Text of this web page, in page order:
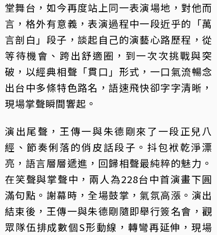
堂舞台，如今再度站上同一表演場地，對他而
言，格外有意義，表演過程中一段近乎的「萬
言剖白」段子，談起自己的演藝心路歷程，從
等待機會、跨出舒適圈，到一次次挑戰與突
破，以經典相聲「貫口」形式，一口氣流暢念
出台中多條特色路名，語速飛快卻字字清晰，
現場掌聲瞬間響起。
演出尾聲，王傳一與朱德剛來了一段正兒八
經、節奏俐落的俏皮話段子。抖包袱乾淨漂
亮，語言層層遞進，回歸相聲最純粹的魅力。
在笑聲與掌聲中，兩人為228台中首演畫下圓
滿句點。謝幕時，全場鼓掌，氣氛高漲。演出
結束後，王傳一與朱德剛隨即舉行簽名會，觀
眾隊伍排成數個S形動線，轉彎再延伸，現場